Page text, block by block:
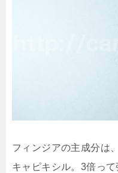
フィンジアの主成分は
キャピキシル。3倍って